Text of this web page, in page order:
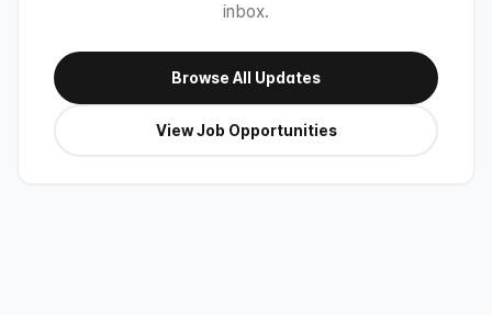
inbox.
Browse All Updates
View Job Opportunities